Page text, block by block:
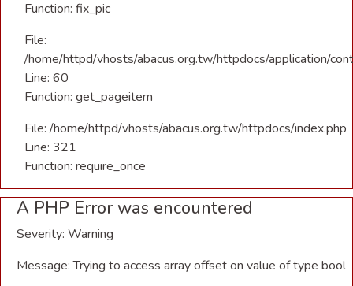
Function: fix_pic
File:
/home/httpd/vhosts/abacus.org.tw/httpdocs/application/
Line: 60
Function: get_pageitem
File: /home/httpd/vhosts/abacus.org.tw/httpdocs/index.php
Line: 321
Function: require_once
A PHP Error was encountered
Severity: Warning
Message: Trying to access array offset on value of type bool